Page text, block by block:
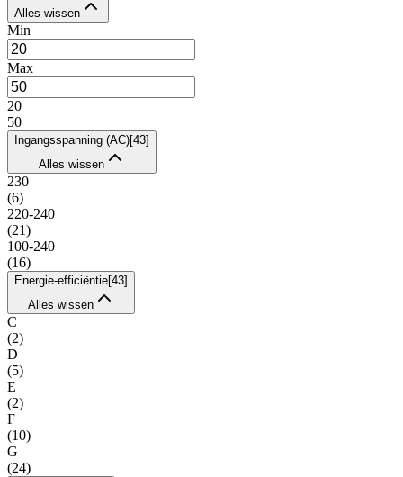
Alles wissen
Min
Max
20
50
Ingangsspanning (AC)[43]
Alles wissen
230
(6)
220-240
(21)
100-240
(16)
Energie-efficiëntie[43]
Alles wissen
C
(2)
D
(5)
E
(2)
F
(10)
G
(24)